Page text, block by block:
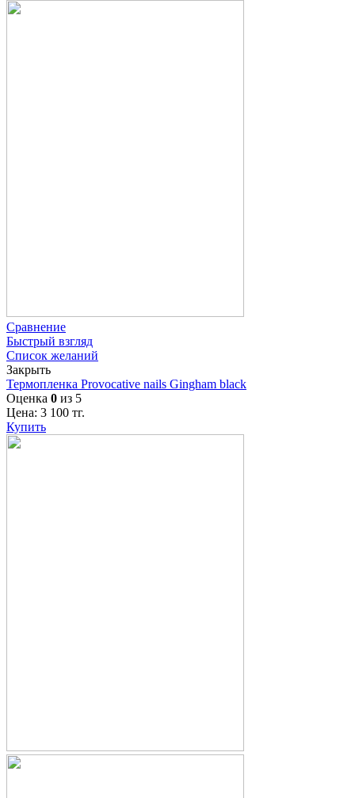
Сравнение
Быстрый взгляд
Список желаний
Закрыть
Термопленка Provocative nails Gingham black
Оценка 0 из 5
Цена: 3 100 тг.
Купить